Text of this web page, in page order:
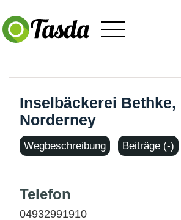
Inselbäckerei Bethke,
Norderney
Wegbeschreibung Beiträge (-)
Telefon
04932991910